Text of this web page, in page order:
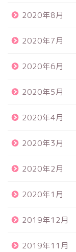
2020年8月
2020年7月
2020年6月
2020年5月
2020年4月
2020年3月
2020年2月
2020年1月
2019年12月
2019年11月